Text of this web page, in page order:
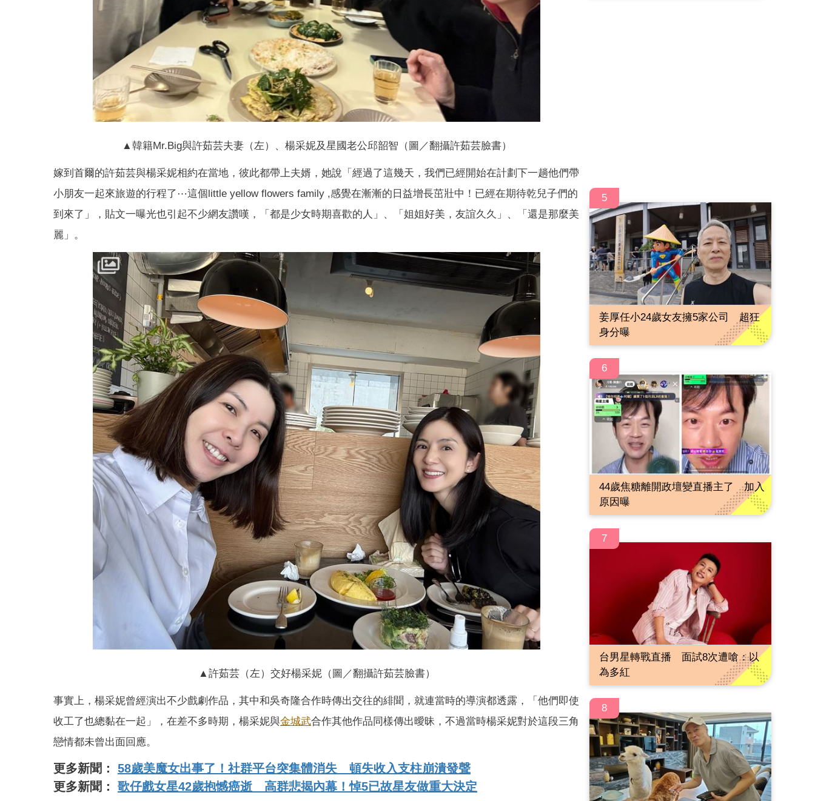
▲韓籍Mr.Big與許茹芸夫妻（左）、楊采妮及星國老公邱韶智（圖／翻攝許茹芸臉書）
嫁到首爾的許茹芸與楊采妮相約在當地，彼此都帶上夫婿，她說「經過了這幾天，我們已經開始在計劃下一趟他們帶
小朋友一起來旅遊的行程了⋯這個little yellow flowers family ,感覺在漸漸的日益增長茁壯中！已經在期待乾兒子們的
到來了」，貼文一曝光也引起不少網友讚嘆，「都是少女時期喜歡的人」、「姐姐好美，友誼久久」、「還是那麼美
麗」。
▲許茹芸（左）交好楊采妮（圖／翻攝許茹芸臉書）
事實上，楊采妮曾經演出不少戲劇作品，其中和吳奇隆合作時傳出交往的緋聞，就連當時的導演都透露，「他們即使
收工了也總黏在一起」，在差不多時期，楊采妮與金城武合作其他作品同樣傳出曖昧，不過當時楊采妮對於這段三角
戀情都未曾出面回應。
更多新聞： 58歲美魔女出事了！社群平台突集體消失 頓失收入支柱崩潰發聲
更多新聞： 歌仔戲女星42歲抱憾癌逝 高群悲揭內幕！悼5已故星友做重大決定
5
姜厚任小24歲女友擁5家公司 超狂
身分曝
6
44歲焦糖離開政壇變直播主了 加入
原因曝
7
台男星轉戰直播 面試8次遭嗆：以
為多紅
8